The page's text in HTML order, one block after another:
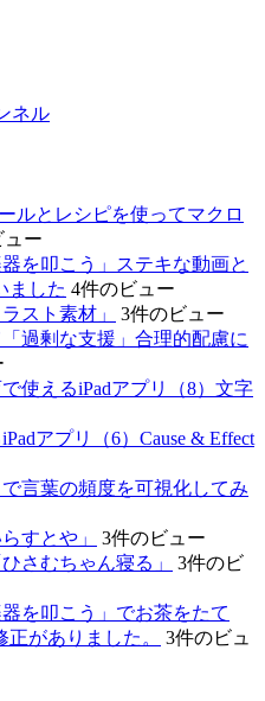
ネル
ルとレシピを使ってマクロ
ュー
を叩こう」ステキな動画と
ました 4件のビュー
スト素材」
3件のビュー
過剰な支援」合理的配慮に
使えるiPadアプリ（8）文字
アプリ（6）Cause & Effect
言葉の頻度を可視化してみ
すとや」
3件のビュー
さむちゃん寝る」
3件のビ
を叩こう」でお茶をたて
がありました。
3件のビュ